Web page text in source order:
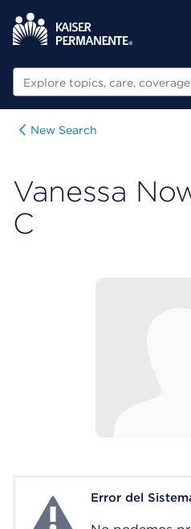
Buscar
New Search
Vanessa
C
System ErrorError del